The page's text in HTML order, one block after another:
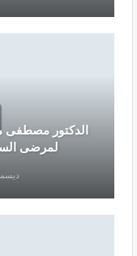
الدكتور مصطفى
لمرضى
ديسمبر 12,